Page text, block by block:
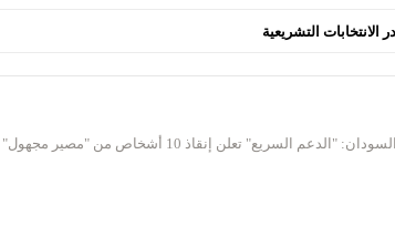
الانتخابات التشريعية
الحكومة البريطانية
السودان: "الدعم السريع" تعلن إنقاذ 10 أشخاص من "مصير مجهول"